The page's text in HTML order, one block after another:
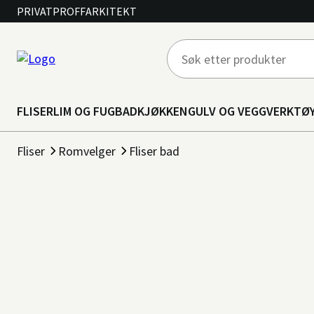
PRIVATPROFFARKITEKT
FLISERLIM OG FUGBADKJØKKENGULV OG VEGG
Fliser Romvelger Fliser bad